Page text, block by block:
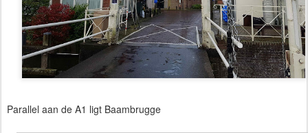
Parallel aan de A1 ligt Baambrugge